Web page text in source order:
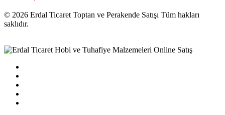
© 2026 Erdal Ticaret Toptan ve Perakende Satışı Tüm hakları
saklıdır.